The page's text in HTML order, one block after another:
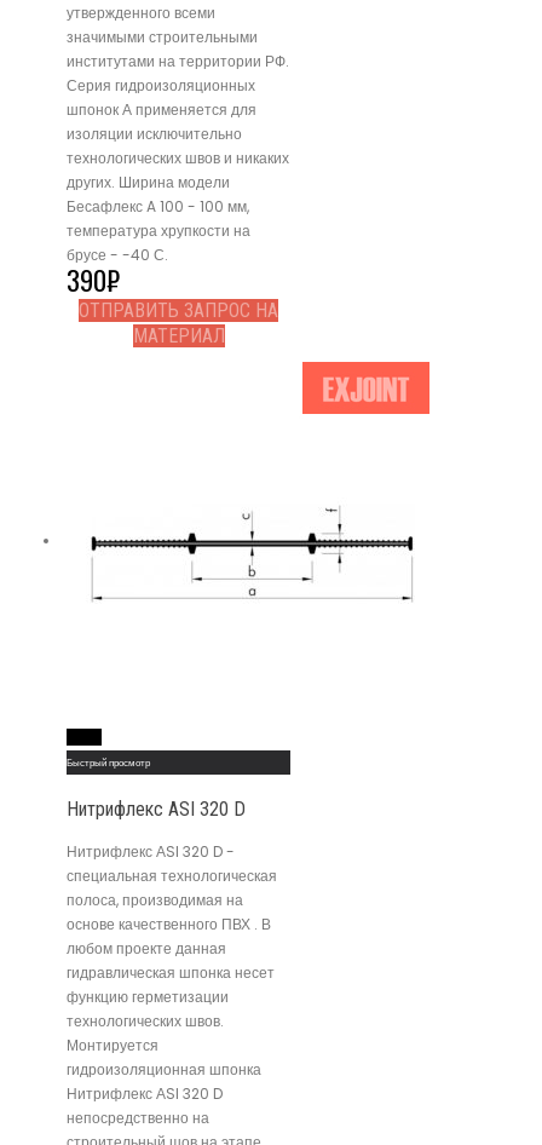
утвержденного всеми
значимыми строительными
институтами на территории РФ.
Серия гидроизоляционных
шпонок А применяется для
изоляции исключительно
технологических швов и никаких
других. Ширина модели
Бесафлекс A 100 - 100 мм,
температура хрупкости на
брусе - -40 С.
390₽
ОТПРАВИТЬ ЗАПРОС НА
МАТЕРИАЛ
Быстрый просмотр
Нитрифлекс АSI 320 D
Нитрифлекс АSI 320 D -
специальная технологическая
полоса, производимая на
основе качественного ПВХ . В
любом проекте данная
гидравлическая шпонка несет
функцию герметизации
технологических швов.
Монтируется
гидроизоляционная шпонка
Нитрифлекс АSI 320 D
непосредственно на